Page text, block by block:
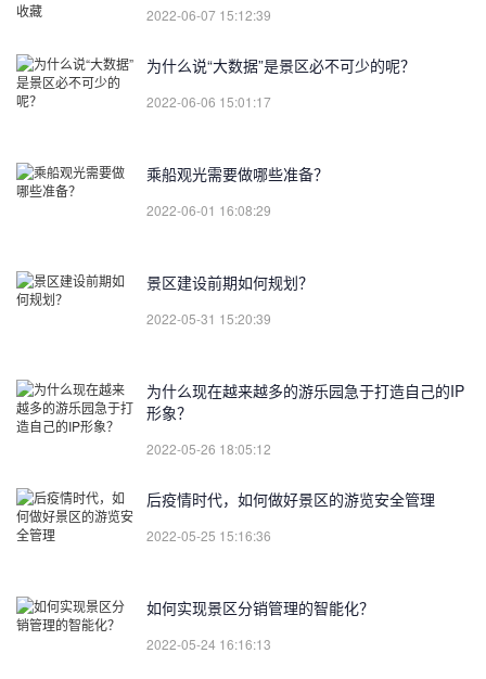
2022-06-07 15:12:39
为什么说“大数据”是景区必不可少的呢？
2022-06-06 15:01:17
乘船观光需要做哪些准备？
2022-06-01 16:08:29
景区建设前期如何规划？
2022-05-31 15:20:39
为什么现在越来越多的游乐园急于打造自己的IP
形象？
2022-05-26 18:05:12
后疫情时代，如何做好景区的游览安全管理
2022-05-25 15:16:36
如何实现景区分销管理的智能化？
2022-05-24 16:16:13